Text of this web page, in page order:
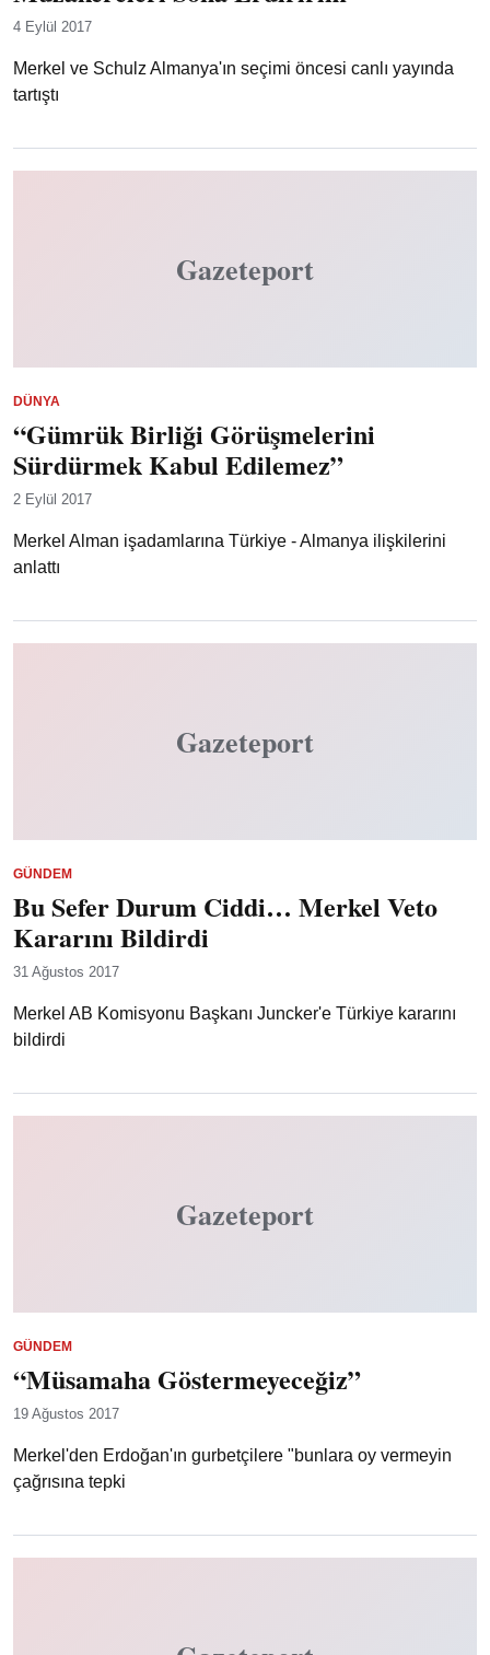
4 Eylül 2017
Merkel ve Schulz Almanya'ın seçimi öncesi canlı yayında
tartıştı
Gazeteport
DÜNYA
“Gümrük Birliği Görüşmelerini
Sürdürmek Kabul Edilemez”
2 Eylül 2017
Merkel Alman işadamlarına Türkiye - Almanya ilişkilerini
anlattı
Gazeteport
GÜNDEM
Bu Sefer Durum Ciddi… Merkel Veto
Kararını Bildirdi
31 Ağustos 2017
Merkel AB Komisyonu Başkanı Juncker'e Türkiye kararını
bildirdi
Gazeteport
GÜNDEM
“Müsamaha Göstermeyeceğiz”
19 Ağustos 2017
Merkel'den Erdoğan'ın gurbetçilere "bunlara oy vermeyin
çağrısına tepki